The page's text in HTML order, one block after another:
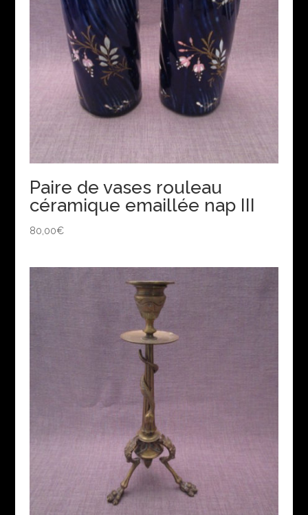
Paire de vases rouleau
céramique emaillée nap III
80,00€